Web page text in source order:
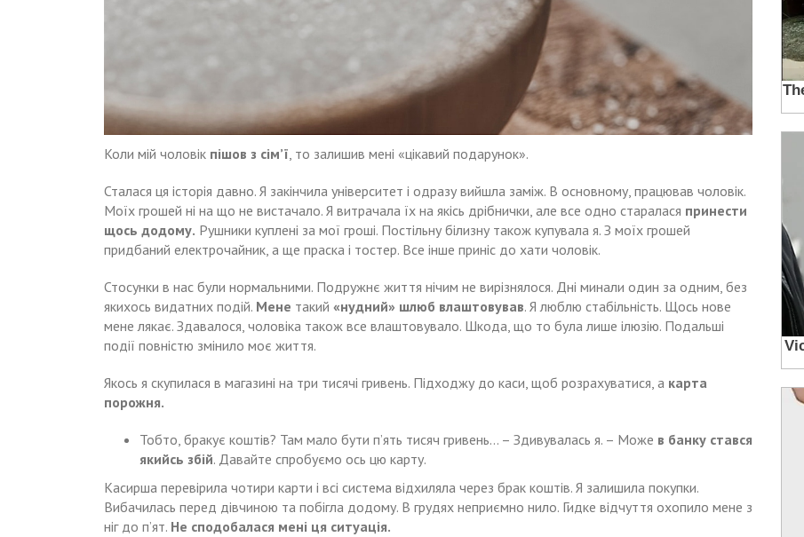
Коли мій чоловік пішов з сім’ї, то залишив мені «цікавий подарунок».
Сталася ця історія давно. Я закінчила університет і одразу вийшла заміж. В основному, працював чоловік.
Моїх грошей ні на що не вистачало. Я витрачала їх на якісь дрібнички, але все одно старалася принести
щось додому. Рушники куплені за мої гроші. Постільну білизну також купувала я. З моїх грошей
придбаний електрочайник, а ще праска і тостер. Все інше приніс до хати чоловік.
Стосунки в нас були нормальними. Подружнє життя нічим не вирізнялося. Дні минали один за одним, без
якихось видатних подій. Мене такий «нудний» шлюб влаштовував. Я люблю стабільність. Щось нове
мене лякає. Здавалося, чоловіка також все влаштовувало. Шкода, що то була лише ілюзію. Подальші
події повністю змінило моє життя.
Якось я скупилася в магазині на три тисячі гривень. Підходжу до каси, щоб розрахуватися, а карта
порожня.
Тобто, бракує коштів? Там мало бути п’ять тисяч гривень… – Здивувалась я. – Може в банку стався
якийсь збій. Давайте спробуємо ось цю карту.
Касирша перевірила чотири карти і всі система відхиляла через брак коштів. Я залишила покупки.
Вибачилась перед дівчиною та побігла додому. В грудях неприємно нило. Гидке відчуття охопило мене з
ніг до п’ят. Не сподобалася мені ця ситуація.